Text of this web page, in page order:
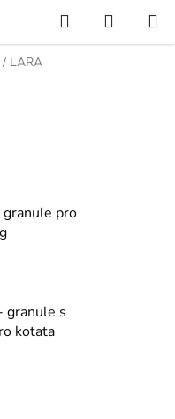
Hledat
KOŠÍK
/ LARA
pro
granule s
koťata